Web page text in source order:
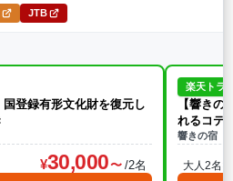
JTB
国登録有形文化財を復元し
30,000 /2名
楽天トラ
【響き
れるコテ
響きの宿
大人2名